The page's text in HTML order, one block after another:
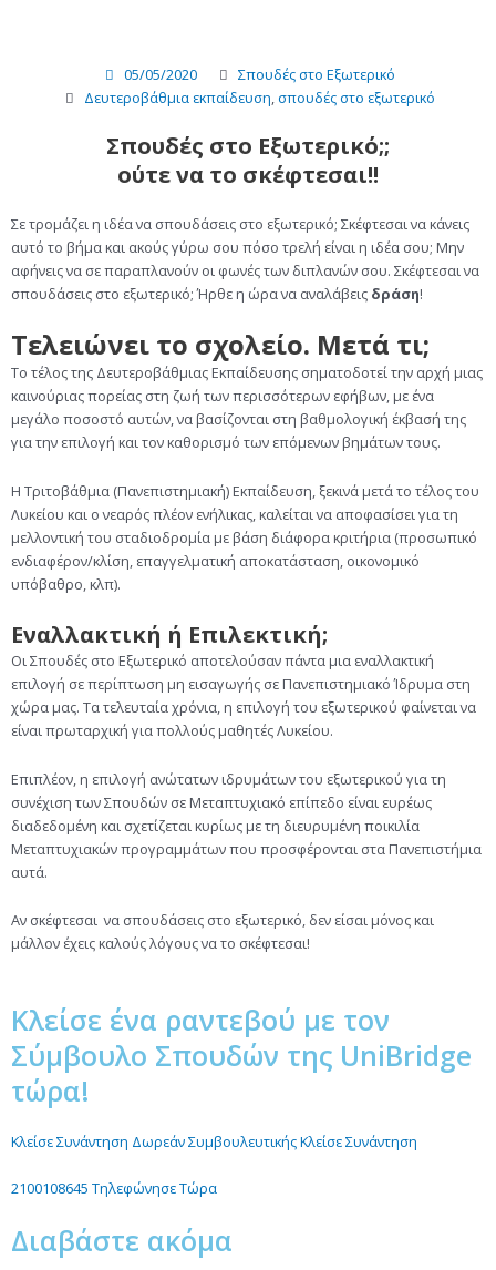
05/05/2020
Σπουδές στο Εξωτερικό
Δευτεροβάθμια εκπαίδευση,σπουδές στο εξωτερικό
Σπουδές στο Eξωτερικό;;
ούτε να το σκέφτεσαι!!
Σε τρομάζει η ιδέα να σπουδάσεις στο εξωτερικό; Σκέφτεσαι να κάνεις
αυτό το βήμα και ακούς γύρω σου πόσο τρελή είναι η ιδέα σου; Μην
αφήνεις να σε παραπλανούν οι φωνές των διπλανών σου. Σκέφτεσαι να
σπουδάσεις στο εξωτερικό; Ήρθε η ώρα να αναλάβεις δράση!
Τελειώνει το σχολείο. Μετά τι;
Το τέλος της Δευτεροβάθμιας Εκπαίδευσης σηματοδοτεί την αρχή μιας
καινούριας πορείας στη ζωή των περισσότερων εφήβων, με ένα
μεγάλο ποσοστό αυτών, να βασίζονται στη βαθμολογική έκβασή της
για την επιλογή και τον καθορισμό των επόμενων βημάτων τους.
Η Τριτοβάθμια (Πανεπιστημιακή) Εκπαίδευση, ξεκινά μετά το τέλος του
Λυκείου και ο νεαρός πλέον ενήλικας, καλείται να αποφασίσει για τη
μελλοντική του σταδιοδρομία με βάση διάφορα κριτήρια (προσωπικό
ενδιαφέρον/κλίση, επαγγελματική αποκατάσταση, οικονομικό
υπόβαθρο, κλπ).
Εναλλακτική ή Επιλεκτική;
Οι Σπουδές στο Εξωτερικό αποτελούσαν πάντα μια εναλλακτική
επιλογή σε περίπτωση μη εισαγωγής σε Πανεπιστημιακό Ίδρυμα στη
χώρα μας. Τα τελευταία χρόνια, η επιλογή του εξωτερικού φαίνεται να
είναι πρωταρχική για πολλούς μαθητές Λυκείου.
Επιπλέον, η επιλογή ανώτατων ιδρυμάτων του εξωτερικού για τη
συνέχιση των Σπουδών σε Μεταπτυχιακό επίπεδο είναι ευρέως
διαδεδομένη και σχετίζεται κυρίως με τη διευρυμένη ποικιλία
Μεταπτυχιακών προγραμμάτων που προσφέρονται στα Πανεπιστήμια
αυτά.
Αν σκέφτεσαι να σπουδάσεις στο εξωτερικό, δεν είσαι μόνος και
μάλλον έχεις καλούς λόγους να το σκέφτεσαι!
Κλείσε ένα ραντεβού με τον
Σύμβουλο Σπουδών της UniBridge
τώρα!
Κλείσε Συνάντηση Δωρεάν ΣυμβουλευτικήςΚλείσε Συνάντηση
2100108645 Τηλεφώνησε Τώρα
Διαβάστε ακόμα